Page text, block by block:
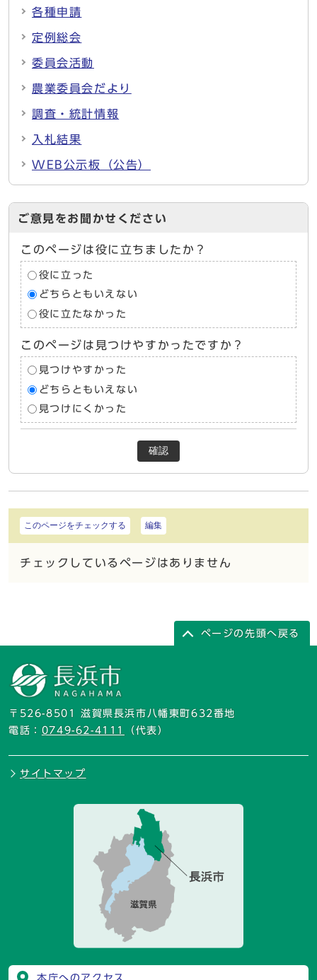
各種申請
定例総会
委員会活動
農業委員会だより
調査・統計情報
入札結果
WEB公示板（公告）
ご意見をお聞かせください
このページは役に立ちましたか？
役に立った
どちらともいえない
役に立たなかった
このページは見つけやすかったですか？
見つけやすかった
どちらともいえない
見つけにくかった
確認
このページをチェックする 編集
チェックしているページはありません
ページの先頭へ戻る
〒526-8501 滋賀県長浜市八幡東町632番地
電話： 0749-62-4111 （代表）
サイトマップ
本庁へのアクセス